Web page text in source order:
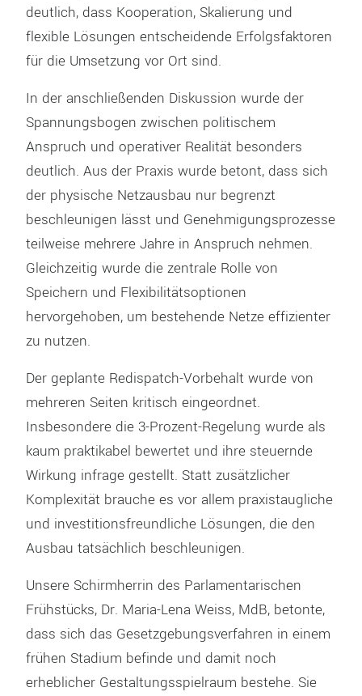
deutlich, dass Kooperation, Skalierung und
flexible Lösungen entscheidende Erfolgsfaktoren
für die Umsetzung vor Ort sind.
In der anschließenden Diskussion wurde der
Spannungsbogen zwischen politischem
Anspruch und operativer Realität besonders
deutlich. Aus der Praxis wurde betont, dass sich
der physische Netzausbau nur begrenzt
beschleunigen lässt und Genehmigungsprozesse
teilweise mehrere Jahre in Anspruch nehmen.
Gleichzeitig wurde die zentrale Rolle von
Speichern und Flexibilitätsoptionen
hervorgehoben, um bestehende Netze effizienter
zu nutzen.
Der geplante Redispatch-Vorbehalt wurde von
mehreren Seiten kritisch eingeordnet.
Insbesondere die 3-Prozent-Regelung wurde als
kaum praktikabel bewertet und ihre steuernde
Wirkung infrage gestellt. Statt zusätzlicher
Komplexität brauche es vor allem praxistaugliche
und investitionsfreundliche Lösungen, die den
Ausbau tatsächlich beschleunigen.
Unsere Schirmherrin des Parlamentarischen
Frühstücks, Dr. Maria-Lena Weiss, MdB, betonte,
dass sich das Gesetzgebungsverfahren in einem
frühen Stadium befinde und damit noch
erheblicher Gestaltungsspielraum bestehe. Sie